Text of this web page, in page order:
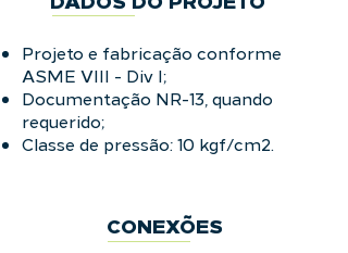
Projeto e fabricação conforme
ASME VIII - Div I;
Documentação NR-13, quando
requerido;
Classe de pressão: 10 kgf/cm2.
CONEXÕES